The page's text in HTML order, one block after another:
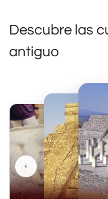
Descubre las
antiguo
‹